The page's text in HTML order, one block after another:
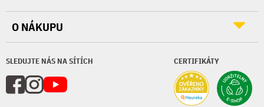
SLEDUJTE NÁS NA SÍTÍCH CERTIFIKÁTY
O NÁKUPU